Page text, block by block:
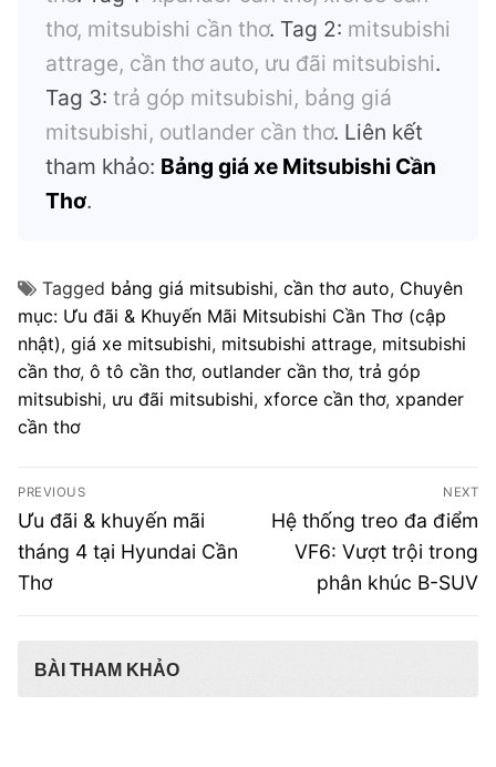
thơ, mitsubishi cần thơ. Tag 2: mitsubishi
attrage, cần thơ auto, ưu đãi mitsubishi.
Tag 3: trả góp mitsubishi, bảng giá
mitsubishi, outlander cần thơ. Liên kết
tham khảo: Bảng giá xe Mitsubishi Cần
Thơ.
Tagged bảng giá mitsubishi, cần thơ auto, Chuyên
mục: Ưu đãi & Khuyến Mãi Mitsubishi Cần Thơ (cập
nhật), giá xe mitsubishi, mitsubishi attrage, mitsubishi
cần thơ, ô tô cần thơ, outlander cần thơ, trả góp
mitsubishi, ưu đãi mitsubishi, xforce cần thơ, xpander
cần thơ
Điều
hướng
bài
viết
PREVIOUS
Previous
post:
Ưu đãi & khuyến mãi
tháng 4 tại Hyundai Cần
Thơ
NEXT
Next
post:
Hệ thống treo đa điểm
VF6: Vượt trội trong
phân khúc B-SUV
BÀI THAM KHẢO